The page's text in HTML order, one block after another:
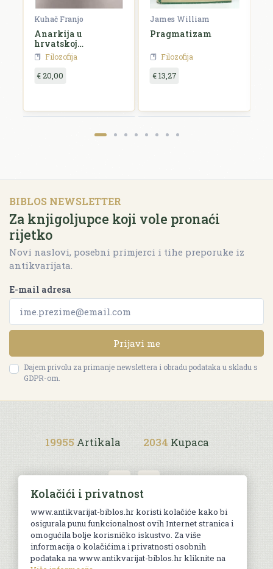
Kuhač Franjo
Anarkija u
hrvatskoj
književnosti i
umjetnosti
Filozofija
€ 20,00
James William
Pragmatizam
Filozofija
€ 13,27
BIBLOS NEWSLETTER
Za knjigoljupce koji vole pronaći
rijetko
Novi naslovi, posebni primjerci i tihe preporuke iz
antikvarijata.
E-mail adresa
Prijavi me
Dajem privolu za primanje newslettera i obradu podataka u skladu s
GDPR-om.
19955 Artikala 2034 Kupaca
Uvjeti kupnje
Kolačići i privatnost
www.antikvarijat-biblos.hr koristi kolačiće kako bi
osigurala punu funkcionalnost ovih Internet stranica i
omogućila bolje korisničko iskustvo. Za više
informacija o kolačićima i privatnosti osobnih
podataka na www.antikvarijat-biblos.hr kliknite na